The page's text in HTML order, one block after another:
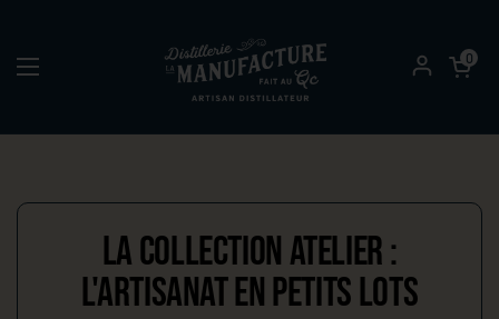
Ouvrir le menu
Ouvrir le
0
LA COLLECTION ATELIER :
L'ARTISANAT EN PETITS LOTS